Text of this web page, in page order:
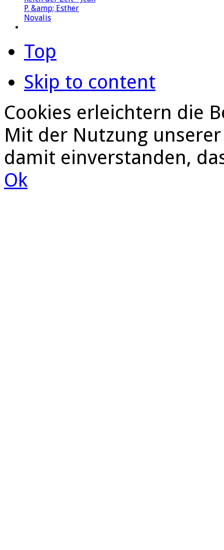
Top
Skip to content
Cookies erleichtern die
Mit der Nutzung
damit einverstanden,
Ok